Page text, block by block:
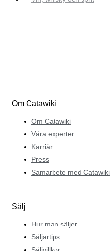
Om Catawiki
Om Catawiki
Våra experter
Karriär
Press
Samarbete med Catawiki
Sälj
Hur man säljer
Säljartips
Säljvillkor